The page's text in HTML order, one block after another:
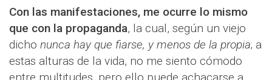
Con las manifestaciones, me ocurre lo mismo
que con la propaganda, la cual, según un viejo
dicho nunca hay que fiarse, y menos de la propia; a
estas alturas de la vida, no me siento cómodo